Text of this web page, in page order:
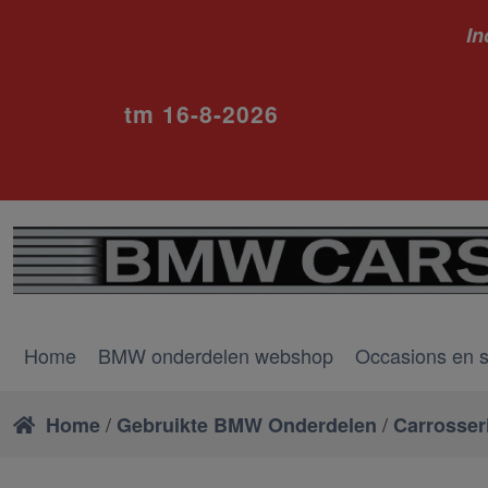
tm 16-8-2026
Home BMW onderdelen webshop Occasions en
Home/ Gebruikte BMW Onderdelen /